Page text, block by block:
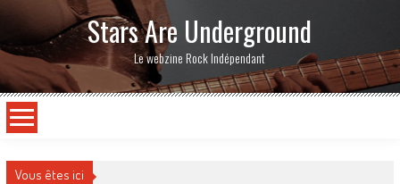
Stars Are Underground
Le webzine Rock Indépendant
Vous êtes ici